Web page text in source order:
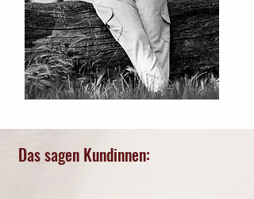
Das sagen Kundinnen: